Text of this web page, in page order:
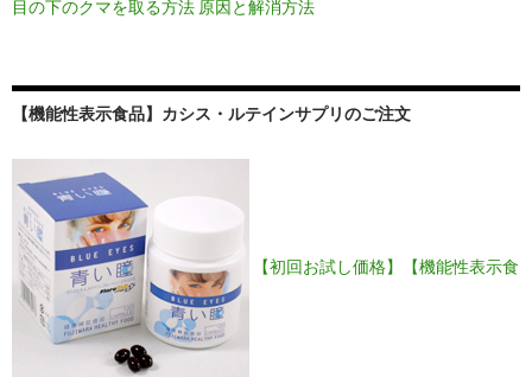
目の下のクマを取る方法 原因と解消方法
【機能性表示食品】カシス・ルテインサプリのご注文
【初回お試し価格】【機能性表示食